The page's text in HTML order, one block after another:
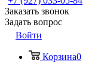
Заказать звонок
Задать вопрос
Войти
Корзина0